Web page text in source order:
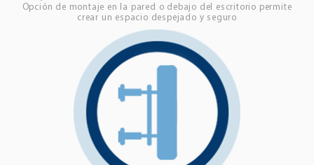
Opción de montaje en la pared o debajo del escritorio permite
crear un espacio despejado y seguro